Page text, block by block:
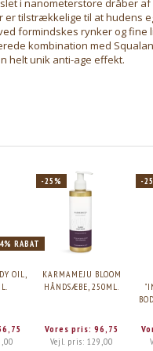
i nanometerstore dråber af
tilstrækkelige til at hudens
formindskes rynker og fine
kombination med
helt unik anti-age effekt.
RABAT
OIL,
-25%
KARMAMEJU BLOOM
HÅNDSÆBE, 250ML.
Vores pris: 96,75
Vejl. pris:129,00
-